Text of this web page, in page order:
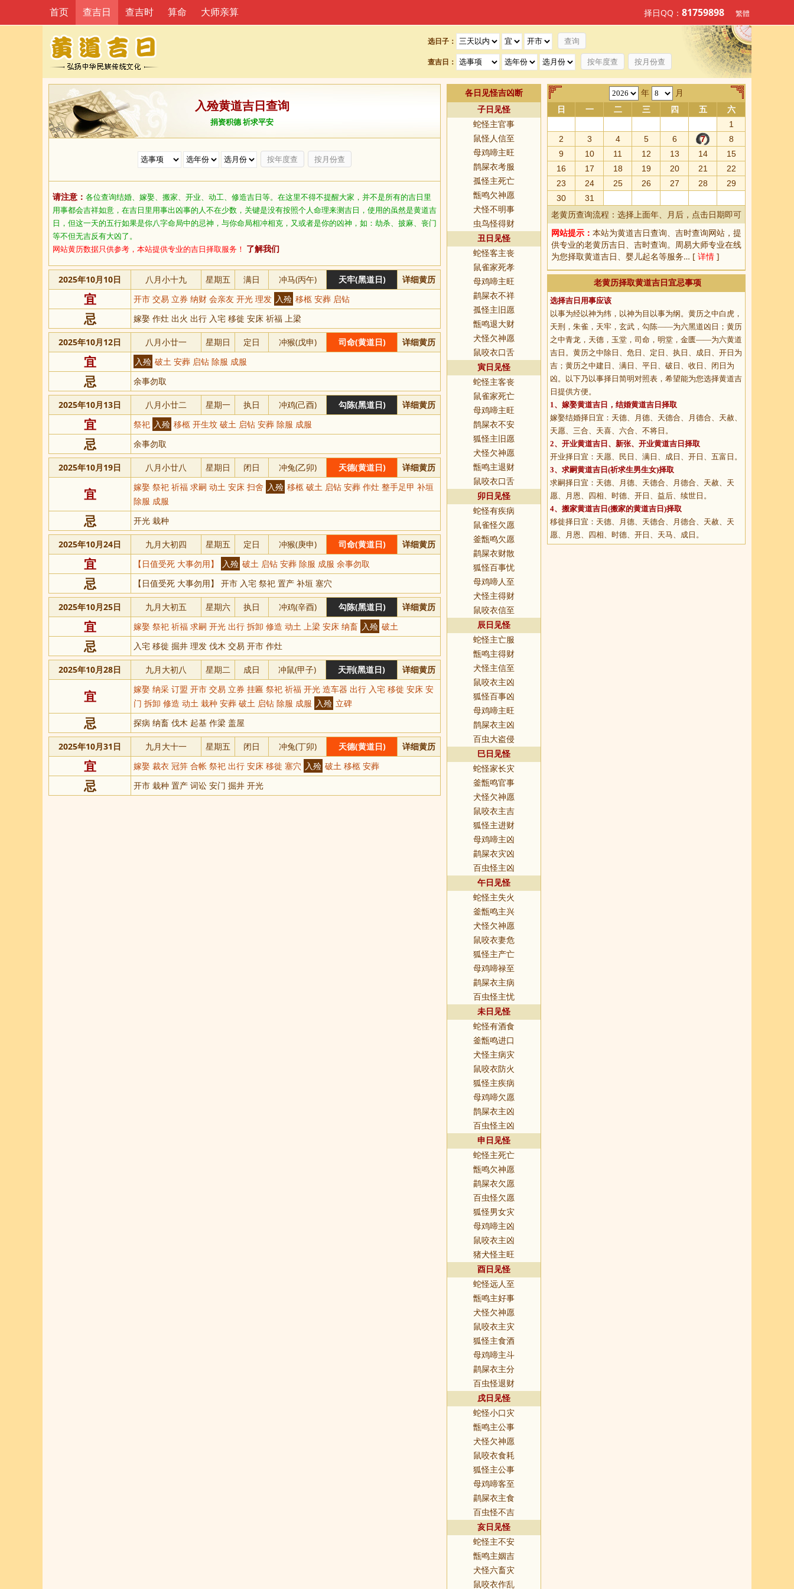
选日子：
查吉日： 按年度查 按月份查
首页 查吉日 查吉时 算命 大师亲算 择日QQ： 81759898 繁體
入殓黄道吉日查询
捐资积德 祈求平安
按年度查 按月份查
请注意： 各位查询结婚、嫁娶、搬家、开业、动工、修造吉日等。在这里不得不提醒大家，并不是所有的吉日里
用事都会吉祥如意，在吉日里用事出凶事的人不在少数，关键是没有按照个人命理来测吉日，使用的虽然是黄道吉
日，但这一天的五行如果是你八字命局中的忌神，与你命局相冲相克，又或者是你的凶神，如：劫杀、披麻、丧门
等不但无吉反有大凶了。
网站黄历数据只供参考，本站提供专业的吉日择取服务！ 了解我们
2025年10月10日 八月小十九 星期五 满日 冲马(丙午) 天牢(黑道日) 详细黄历
宜 开市 交易 立券 纳财 会亲友 开光 理发 入殓 移柩 安葬 启钻
忌 嫁娶 作灶 出火 出行 入宅 移徙 安床 祈福 上梁
2025年10月12日 八月小廿一 星期日 定日 冲猴(戊申) 司命(黄道日) 详细黄历
宜 入殓 破土 安葬 启钻 除服 成服
忌 余事勿取
2025年10月13日 八月小廿二 星期一 执日 冲鸡(己酉) 勾陈(黑道日) 详细黄历
宜 祭祀 入殓 移柩 开生坟 破土 启钻 安葬 除服 成服
忌 余事勿取
2025年10月19日 八月小廿八 星期日 闭日 冲兔(乙卯) 天德(黄道日) 详细黄历
宜 嫁娶 祭祀 祈福 求嗣 动土 安床 扫舍 入殓 移柩 破土 启钻 安葬 作灶 整手足甲 补垣
除服 成服
忌 开光 栽种
2025年10月24日 九月大初四 星期五 定日 冲猴(庚申) 司命(黄道日) 详细黄历
宜 【日值受死 大事勿用】 入殓 破土 启钻 安葬 除服 成服 余事勿取
忌 【日值受死 大事勿用】 开市 入宅 祭祀 置产 补垣 塞穴
2025年10月25日 九月大初五 星期六 执日 冲鸡(辛酉) 勾陈(黑道日) 详细黄历
宜 嫁娶 祭祀 祈福 求嗣 开光 出行 拆卸 修造 动土 上梁 安床 纳畜 入殓 破土
忌 入宅 移徙 掘井 理发 伐木 交易 开市 作灶
2025年10月28日 九月大初八 星期二 成日 冲鼠(甲子) 天刑(黑道日) 详细黄历
宜
嫁娶 纳采 订盟 开市 交易 立券 挂匾 祭祀 祈福 开光 造车器 出行 入宅 移徙 安床 安
门 拆卸 修造 动土 栽种 安葬 破土 启钻 除服 成服 入殓 立碑
忌 探病 纳畜 伐木 起基 作梁 盖屋
2025年10月31日 九月大十一 星期五 闭日 冲兔(丁卯) 天德(黄道日) 详细黄历
宜 嫁娶 裁衣 冠笄 合帐 祭祀 出行 安床 移徙 塞穴 入殓 破土 移柩 安葬
忌 开市 栽种 置产 词讼 安门 掘井 开光
各日见怪吉凶断
子日见怪
蛇怪主官事
鼠怪人信至
母鸡啼主旺
鹊屎衣考服
孤怪主死亡
甑鸣欠神愿
犬怪不明事
虫鸟怪得财
丑日见怪
蛇怪客主丧
鼠雀家死孝
母鸡啼主旺
鹋屎衣不祥
孤怪主旧愿
甑鸣退大财
犬怪欠神愿
鼠咬衣口舌
寅日见怪
蛇怪主客丧
鼠雀家死亡
母鸡啼主旺
鹊屎衣不安
狐怪主旧愿
犬怪欠神愿
甑鸣主退财
鼠咬衣口舌
卯日见怪
蛇怪有疾病
鼠雀怪欠愿
釜甑鸣欠愿
鹋屎衣财散
狐怪百事忧
母鸡啼人至
犬怪主得财
鼠咬衣信至
辰日见怪
蛇怪主亡服
甑鸣主得财
犬怪主信至
鼠咬衣主凶
狐怪百事凶
母鸡啼主旺
鹊屎衣主凶
百虫大盗侵
巳日见怪
蛇怪家长灾
釜甑鸣官事
犬怪欠神愿
鼠咬衣主吉
狐怪主进财
母鸡啼主凶
鹋屎衣灾凶
百虫怪主凶
午日见怪
蛇怪主失火
釜甑鸣主兴
犬怪欠神愿
鼠咬衣妻危
狐怪主产亡
母鸡啼禄至
鹋屎衣主病
百虫怪主忧
未日见怪
蛇怪有酒食
釜甑鸣进口
犬怪主病灾
鼠咬衣防火
狐怪主疾病
母鸡啼欠愿
鹊屎衣主凶
百虫怪主凶
申日见怪
蛇怪主死亡
甑鸣欠神愿
鹋屎衣欠愿
百虫怪欠愿
狐怪男女灾
母鸡啼主凶
鼠咬衣主凶
猪犬怪主旺
酉日见怪
蛇怪远人至
甑鸣主好事
犬怪欠神愿
鼠咬衣主灾
狐怪主食酒
母鸡啼主斗
鹋屎衣主分
百虫怪退财
戌日见怪
蛇怪小口灾
甑鸣主公事
犬怪欠神愿
鼠咬衣食耗
狐怪主公事
母鸡啼客至
鹋屎衣主食
百虫怪不吉
亥日见怪
蛇怪主不安
甑鸣主姻吉
犬怪六畜灾
鼠咬衣作乱
年 月
日 一 二 三 四 五
六
1
2
3 4 5 6 7
8
9
10 11 12 13 14
15
16
17 18 19 20 21
22
23
24 25 26 27 28
29
30
31
老黄历查询流程：选择上面年、月后，点击日期即可
网站提示： 本站为黄道吉日查询、 吉时查询网站，提
供专业的老黄历吉日、吉时查询。周易大师专业在线
为您择取黄道吉日、婴儿起名等服务… [ 详情 ]
老黄历择取黄道吉日宜忌事项
选择吉日用事应该
以事为经以神为纬，以神为目以事为纲。黄历之中白虎，
天刑，朱雀，天牢，玄武，勾陈——为六黑道凶日；黄历
之中青龙，天德，玉堂，司命，明堂，金匮——为六黄道
吉日。黄历之中除日、危日、定日、执日、成日、开日为
吉；黄历之中建日、满日、平日、破日、收日、闭日为
凶。以下乃以事择日简明对照表，希望能为您选择黄道吉
日提供方便。
1、 嫁娶黄道吉日 ，结婚黄道吉日择取
嫁娶结婚择日宜：天德、月德、天德合、月德合、天赦、
天愿、三合、天喜、六合、不将日。
2、 开业黄道吉日 、新张、开业黄道吉日择取
开业择日宜：天愿、民日、满日、成日、开日、五富日。
3、 求嗣黄道吉日 (祈求生男生女)择取
求嗣择日宜：天德、月德、天德合、月德合、天赦、天
愿、月恩、四相、时德、开日、益后、续世日。
4、 搬家黄道吉日 (搬家的黄道吉日)择取
移徙择日宜：天德、月德、天德合、月德合、天赦、天
愿、月恩、四相、时德、开日、天马、成日。